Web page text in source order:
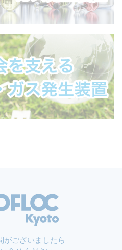
がございましたら